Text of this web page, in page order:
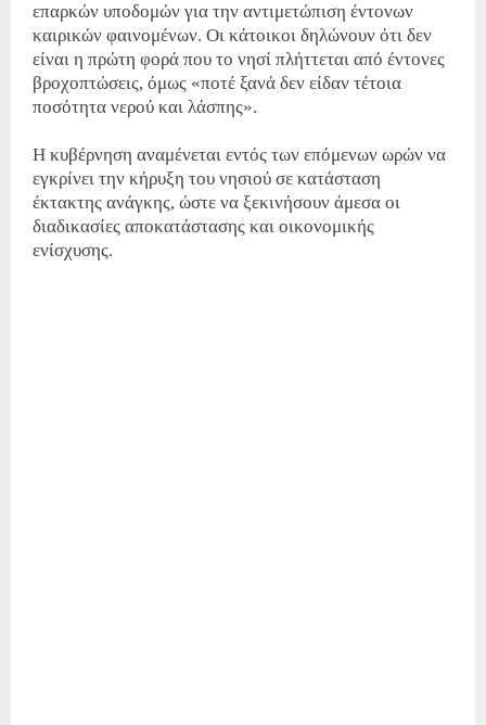
επαρκών υποδομών για την αντιμετώπιση έντονων
καιρικών φαινομένων. Οι κάτοικοι δηλώνουν ότι δεν
είναι η πρώτη φορά που το νησί πλήττεται από έντονες
βροχοπτώσεις, όμως «ποτέ ξανά δεν είδαν τέτοια
ποσότητα νερού και λάσπης».
Η κυβέρνηση αναμένεται εντός των επόμενων ωρών να
εγκρίνει την κήρυξη του νησιού σε κατάσταση
έκτακτης ανάγκης, ώστε να ξεκινήσουν άμεσα οι
διαδικασίες αποκατάστασης και οικονομικής
ενίσχυσης.